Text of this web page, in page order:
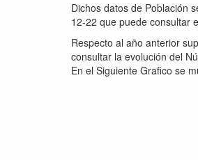
Dichos datos de Población
12-22 que puede consultar
Respecto al año anterior
consultar la evolución del
En el Siguiente Grafico se